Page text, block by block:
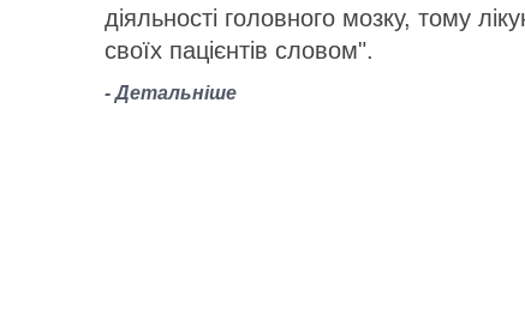
діяльності головного мозку, тому
своїх пацієнтів словом".
- Детальніше